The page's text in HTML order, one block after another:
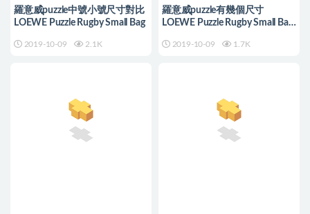
羅意威puzzle中號小號尺寸對比
LOEWE Puzzle Rugby Small Bag
2019-10-09 2.1K
羅意威puzzle有幾個尺寸
LOEWE Puzzle Rugby Small Bag
2019-10-09 1.7K